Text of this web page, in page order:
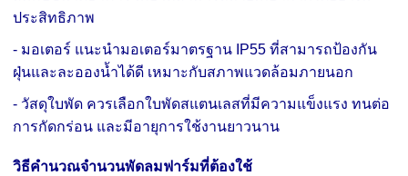
ประสิทธิภาพ
- มอเตอร์ แนะนำมอเตอร์มาตรฐาน IP55 ที่สามารถป้องกัน
ฝุ่นและละอองน้ำได้ดี เหมาะกับสภาพแวดล้อมภายนอก
- วัสดุใบพัด ควรเลือกใบพัดสแตนเลสที่มีความแข็งแรง ทนต่อ
การกัดกร่อน และมีอายุการใช้งานยาวนาน
วิธีคำนวณจำนวนพัดลมฟาร์มที่ต้องใช้